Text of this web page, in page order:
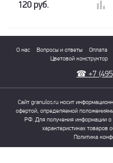
120 руб.
О нас Вопросы и ответы Оплата
Цветовой конструктор
☎ +7
Сайт granulos.ru носит
офертой, определяемой
РФ. Для получения информации
характеристиках товаров
Политика